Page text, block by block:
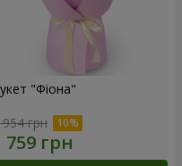
"Фіона"
грн